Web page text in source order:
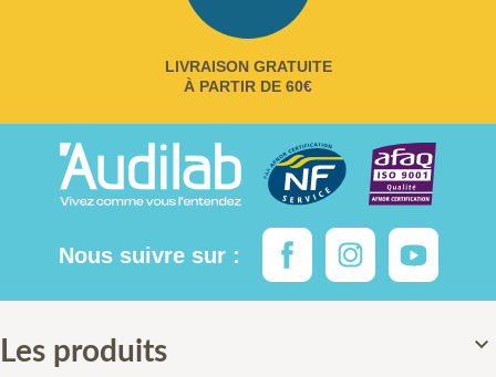
LIVRAISON GRATUITE
À PARTIR DE 60€
Nous suivre sur :
Les produits 